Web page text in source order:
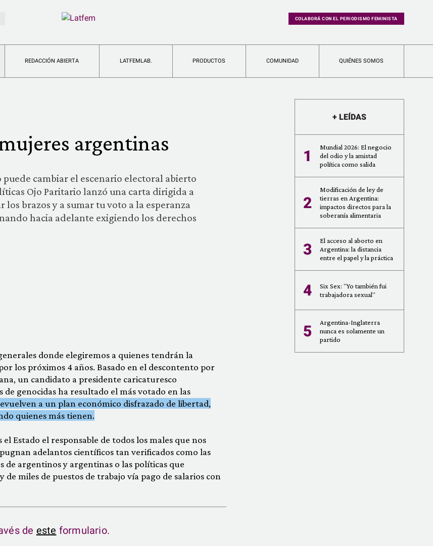
COLABORÁ CON EL PERIODISMO FEMINISTA
REDACCIÓN ABIERTA LATFEMLAB. PRODUCTOS COMUNIDAD QUIÉNES SOMOS
argentinas
cambiar el escenario electoral abierto
Ojo Paritario lanzó una carta dirigida a
brazos y a sumar tu voto a la esperanza
hacia adelante exigiendo los derechos
donde elegiremos a quienes tendrán la
los próximos 4 años. Basado en el descontento por
un candidato a presidente caricaturesco
genocidas ha resultado el más votado en las
a un plan económico disfrazado de libertad,
quienes más tienen.
Estado el responsable de todos los males que nos
adelantos científicos tan verificados como las
de argentinos y argentinas o las políticas que
miles de puestos de trabajo vía pago de salarios con
de este formulario.
+ LEÍDAS
1
Mundial 2026: El negocio
del odio y la amistad
política como salida
2
Modificación de ley de
tierras en Argentina:
impactos directos para la
soberanía alimentaria
3
El acceso al aborto en
Argentina: la distancia
entre el papel y la práctica
4
Six Sex: "Yo también fui
trabajadora sexual"
5
Argentina-Inglaterra
nunca es solamente un
partido